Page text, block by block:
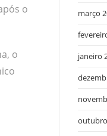
o
o
março
janeiro